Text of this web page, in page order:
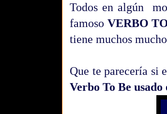
Todos en algún
famoso VERBO
tiene muchos
Que te parecería si
Verbo To Be